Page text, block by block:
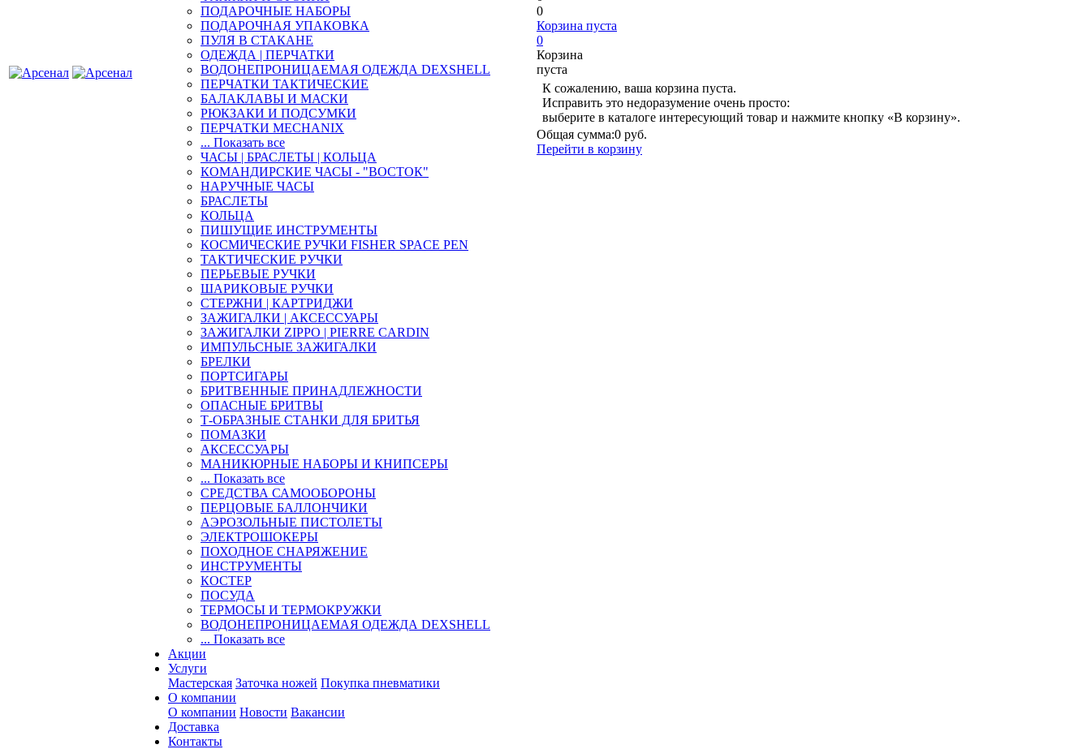
ПОДАРОЧНЫЕ НАБОРЫ
ПОДАРОЧНАЯ УПАКОВКА
ПУЛЯ В СТАКАНЕ
ОДЕЖДА | ПЕРЧАТКИ
ВОДОНЕПРОНИЦАЕМАЯ ОДЕЖДА DEXSHELL
ПЕРЧАТКИ ТАКТИЧЕСКИЕ
БАЛАКЛАВЫ И МАСКИ
РЮКЗАКИ И ПОДСУМКИ
ПЕРЧАТКИ MECHANIX
... Показать все
ЧАСЫ | БРАСЛЕТЫ | КОЛЬЦА
КОМАНДИРСКИЕ ЧАСЫ - "ВОСТОК"
НАРУЧНЫЕ ЧАСЫ
БРАСЛЕТЫ
КОЛЬЦА
ПИШУЩИЕ ИНСТРУМЕНТЫ
КОСМИЧЕСКИЕ РУЧКИ FISHER SPACE PEN
ТАКТИЧЕСКИЕ РУЧКИ
ПЕРЬЕВЫЕ РУЧКИ
ШАРИКОВЫЕ РУЧКИ
СТЕРЖНИ | КАРТРИДЖИ
ЗАЖИГАЛКИ | АКСЕССУАРЫ
ЗАЖИГАЛКИ ZIPPO | PIERRE CARDIN
ИМПУЛЬСНЫЕ ЗАЖИГАЛКИ
БРЕЛКИ
ПОРТСИГАРЫ
БРИТВЕННЫЕ ПРИНАДЛЕЖНОСТИ
ОПАСНЫЕ БРИТВЫ
Т-ОБРАЗНЫЕ СТАНКИ ДЛЯ БРИТЬЯ
ПОМАЗКИ
АКСЕССУАРЫ
МАНИКЮРНЫЕ НАБОРЫ И КНИПСЕРЫ
... Показать все
СРЕДСТВА САМООБОРОНЫ
ПЕРЦОВЫЕ БАЛЛОНЧИКИ
АЭРОЗОЛЬНЫЕ ПИСТОЛЕТЫ
ЭЛЕКТРОШОКЕРЫ
ПОХОДНОЕ СНАРЯЖЕНИЕ
ИНСТРУМЕНТЫ
КОСТЕР
ПОСУДА
ТЕРМОСЫ И ТЕРМОКРУЖКИ
ВОДОНЕПРОНИЦАЕМАЯ ОДЕЖДА DEXSHELL
... Показать все
Акции
Услуги
Мастерская Заточка ножей Покупка пневматики
О компании
О компании Новости Вакансии
Доставка
Контакты
0
Корзина пуста
0
Корзина
пуста
К сожалению, ваша корзина пуста.
Исправить это недоразумение очень просто:
выберите в каталоге интересующий товар и нажмите кнопку «В корзину».
Общая сумма:0 руб.
Перейти в корзину